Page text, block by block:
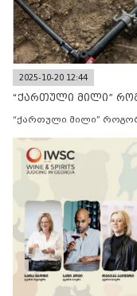
2025-10-20 12:44
“ქართული მილი”
“ქართული მილი”